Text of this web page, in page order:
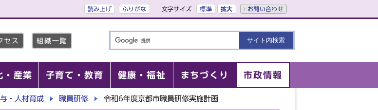
読み上げ ふりがな 文字サイズ 標準 拡大 お問い合わせ
セス 組織一覧
・産業 子育て・教育 健康・福祉 まちづくり 市政情報
・人材育成 職員研修 令和6年度京都市職員研修実施計画